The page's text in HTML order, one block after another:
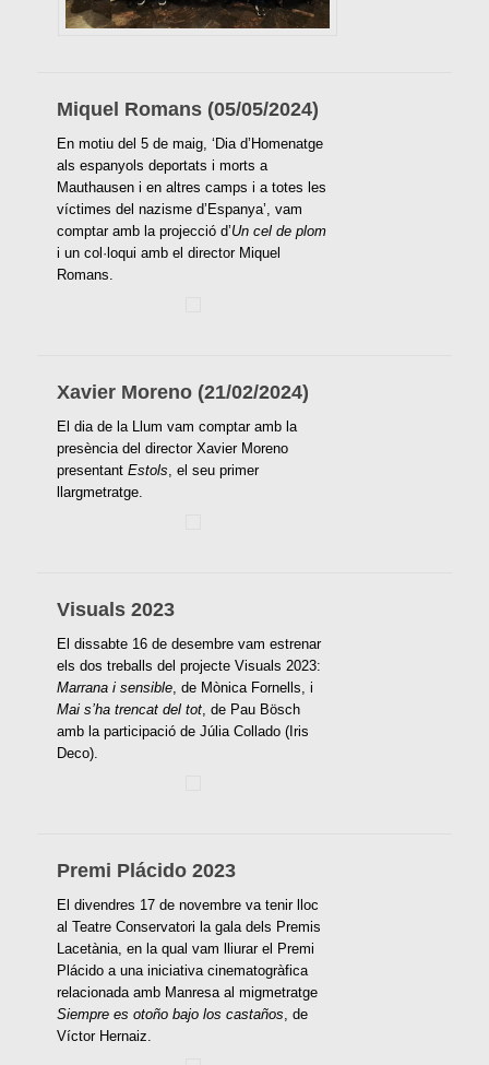
Miquel Romans (05/05/2024)
En motiu del 5 de maig, ‘Dia d’Homenatge
als espanyols deportats i morts a
Mauthausen i en altres camps i a totes les
víctimes del nazisme d’Espanya’, vam
comptar amb la projecció d’Un cel de plom
i un col·loqui amb el director Miquel
Romans.
Xavier Moreno (21/02/2024)
El dia de la Llum vam comptar amb la
presència del director Xavier Moreno
presentantEstols , el seu primer
llargmetratge.
Visuals 2023
El dissabte 16 de desembre vam estrenar
els dos treballs del projecte Visuals 2023:
Marrana i sensible , de Mònica Fornells, i
Mai s’ha trencat del tot , de Pau Bösch
amb la participació de Júlia Collado (Iris
Deco).
Premi Plácido 2023
El divendres 17 de novembre va tenir lloc
al Teatre Conservatori la gala dels Premis
Lacetània, en la qual vam lliurar el Premi
Plácido a una iniciativa cinematogràfica
relacionada amb Manresa al migmetratge
Siempre es otoño bajo los castaños , de
Víctor Hernaiz.